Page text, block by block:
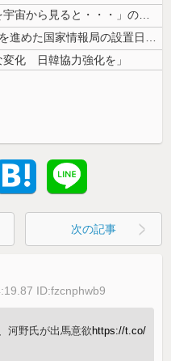
【圧巻映像】「ロケット打ち上げを宇宙から見ると・・・」の動画が衝撃的
（ ´_ゝ`）中国「高市政権が法制化を進めた国家情報局の設置日が7月3...
化 日韓協力強化を」
次の記事
ID:fzcnphwb9
河野氏が出馬意欲 https://t.co/